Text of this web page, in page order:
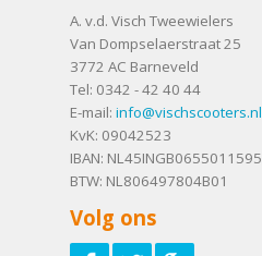
A. v.d. Visch Tweewielers
Van Dompselaerstraat 25
3772 AC Barneveld
Tel: 0342 - 42 40 44
E-mail: info@vischscooters.nl
KvK: 09042523
IBAN: NL45INGB0655011595
BTW: NL806497804B01
Volg ons